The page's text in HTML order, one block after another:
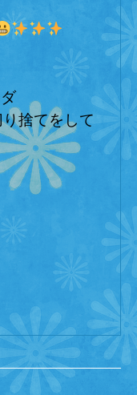
捨てをして